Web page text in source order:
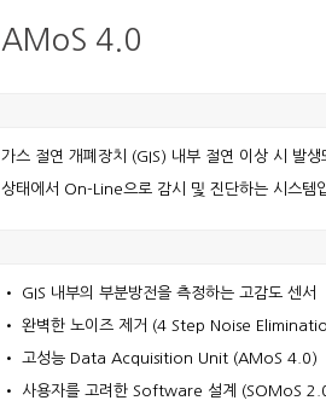
AMoS 4.0
가스 절연 개폐장치 (GIS) 내부 절연 이상 시 발
상태에서 On-Line으로 감시 및 진단하는 시스템
• GIS 내부의 부분방전을 측정하는 고감도 센서
• 완벽한 노이즈 제거 (4 Step Noise
• 고성능 Data Acquisition Unit (AMoS 4.0)
• 사용자를 고려한 Software 설계 (SOMoS